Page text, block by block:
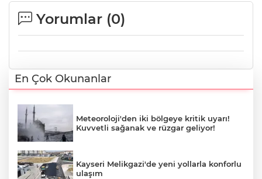
Yorumlar (0)
En Çok Okunanlar
Meteoroloji'den iki bölgeye kritik uyarı!
Kuvvetli sağanak ve rüzgar geliyor!
Kayseri Melikgazi'de yeni yollarla konforlu
ulaşım